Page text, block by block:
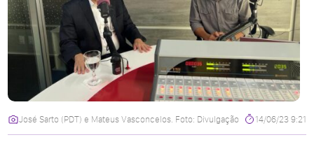
José Sarto (PDT) e Mateus Vasconcelos. Foto: Divulgação 14/06/23 9:21